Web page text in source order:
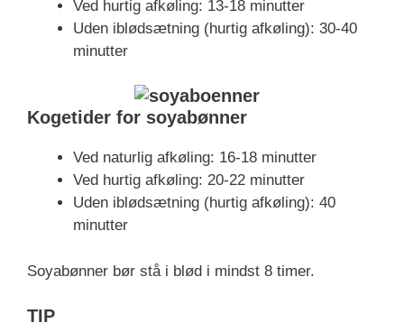
Ved hurtig afkøling: 13-18 minutter
Uden iblødsætning (hurtig afkøling): 30-40
minutter
Kogetider for soyabønner
Ved naturlig afkøling: 16-18 minutter
Ved hurtig afkøling: 20-22 minutter
Uden iblødsætning (hurtig afkøling): 40
minutter
Soyabønner bør stå i blød i mindst 8 timer.
TIP